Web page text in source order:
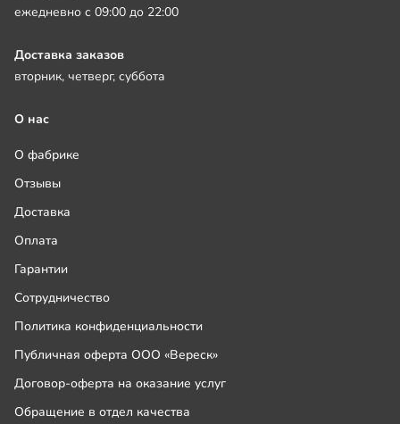
ежедневно с 09:00 до 22:00
Доставка заказов
вторник, четверг, суббота
О нас
О фабрике
Отзывы
Доставка
Оплата
Гарантии
Сотрудничество
Политика конфиденциальности
Публичная оферта ООО «Вереск»
Договор-оферта на оказание услуг
Обращение в отдел качества